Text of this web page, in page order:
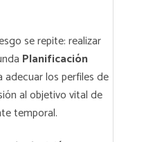
se repite: realizar
Planificación
adecuar los perfiles de
al objetivo vital de
temporal.